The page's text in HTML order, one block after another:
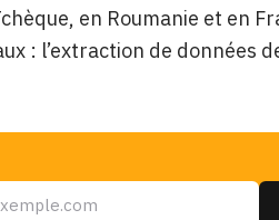
en Roumanie et en
: l’extraction de données